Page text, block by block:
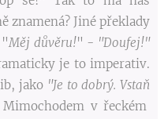
znamená? Jiné překlady
"Měj důvěru!" - "Doufej!"
je to imperativ.
jako "Je to dobrý. Vstaň
v řeckém